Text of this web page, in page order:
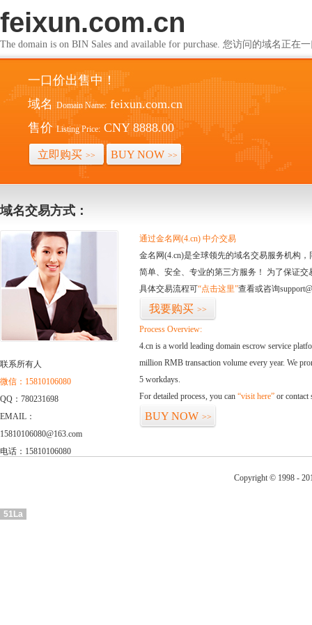
feixun.com.cn
The domain is on BIN Sales and available for purchase. 您访问的域名正在
一口价出售中！
域名 Domain Name: feixun.com.cn
售价 Listing Price: CNY 8888.00
立即购买 >> BUY NOW >>
域名交易方式：
联系所有人
微信：15810106080
QQ：780231698
EMAIL：
15810106080@163.com
电话：15810106080
通过金名网(4.cn) 中介交易
金名网(4.cn)是全球领先的域名交易服务机构
简单、安全、专业的第三方服务！ 为了保证
具体交易流程可“点击这里”查看或咨询
我要购买 >>
Process Overview:
4.cn is a world leading domain escrow service
million RMB transaction volume every year. We
5 workdays.
For detailed process, you can “visit here” or contact
BUY NOW >>
Copyright © 1998 -
51La